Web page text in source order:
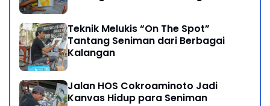
Teknik Melukis “On The Spot”
Tantang Seniman dari Berbagai
Kalangan
Jalan HOS Cokroaminoto Jadi
Kanvas Hidup para Seniman